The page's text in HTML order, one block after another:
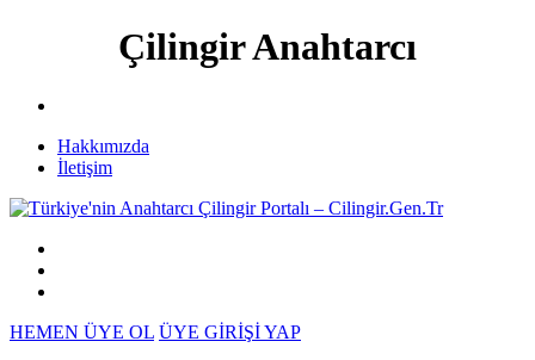
Çilingir Anahtarcı
Hakkımızda
İletişim
HEMEN ÜYE OL ÜYE GİRİŞİ YAP